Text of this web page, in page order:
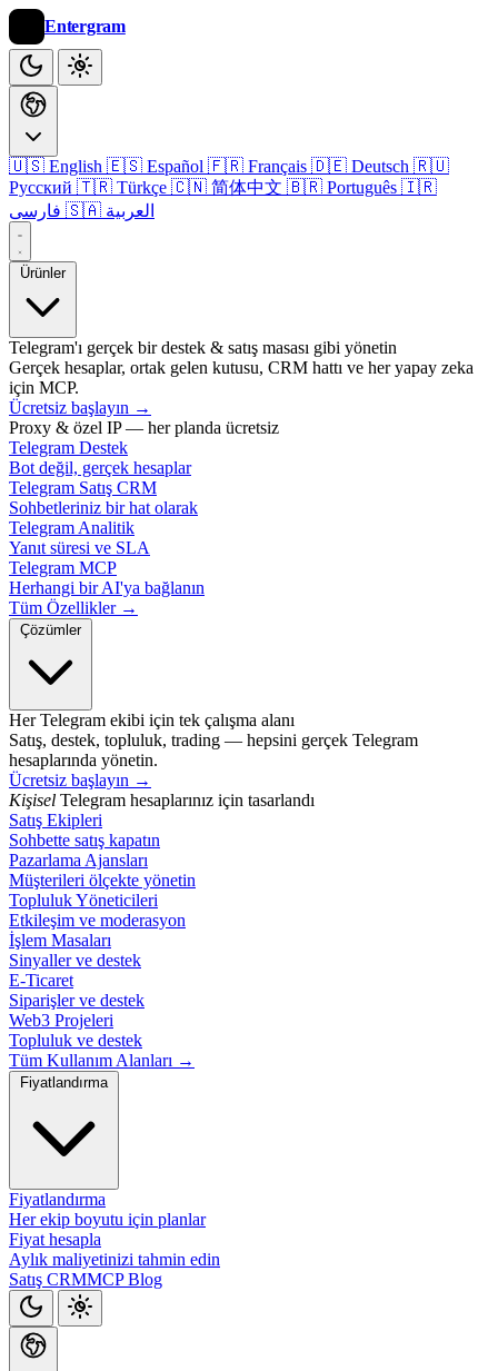
Entergram
🇺🇸 English 🇪🇸 Español 🇫🇷 Français 🇩🇪 Deutsch 🇷🇺
Русский 🇹🇷 Türkçe 🇨🇳 简体中文 🇧🇷 Português 🇮🇷
🇸🇦 العربية
Ürünler
Telegram'ı gerçek bir destek & satış masası gibi yönetin
Gerçek hesaplar, ortak gelen kutusu, CRM hattı ve her yapay zeka
için MCP.
Ücretsiz başlayın →
Proxy & özel IP — her planda ücretsiz
Telegram Destek
Bot değil, gerçek hesaplar
Telegram Satış CRM
Sohbetleriniz bir hat olarak
Telegram Analitik
Yanıt süresi ve SLA
Telegram MCP
Herhangi bir AI'ya bağlanın
Tüm Özellikler →
Çözümler
Her Telegram ekibi için tek çalışma alanı
Satış, destek, topluluk, trading — hepsini gerçek Telegram
hesaplarında yönetin.
Ücretsiz başlayın →
Kişisel Telegram hesaplarınız için tasarlandı
Satış Ekipleri
Sohbette satış kapatın
Pazarlama Ajansları
Müşterileri ölçekte yönetin
Topluluk Yöneticileri
Etkileşim ve moderasyon
İşlem Masaları
Sinyaller ve destek
E-Ticaret
Siparişler ve destek
Web3 Projeleri
Topluluk ve destek
Tüm Kullanım Alanları →
Fiyatlandırma
Fiyatlandırma
Her ekip boyutu için planlar
Fiyat hesapla
Aylık maliyetinizi tahmin edin
Satış CRMMCPBlog